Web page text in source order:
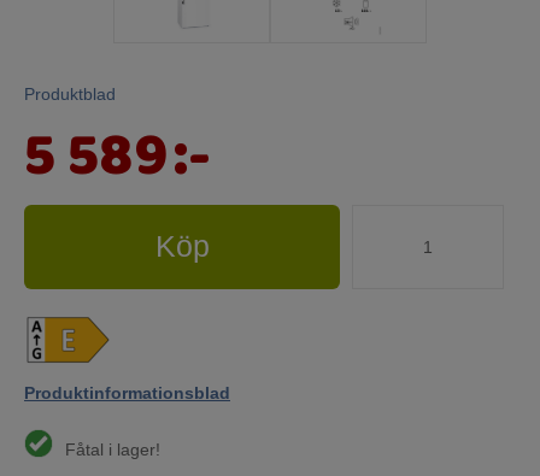
Produktblad
5 589:-
Köp
Produktinformationsblad
Fåtal i lager!